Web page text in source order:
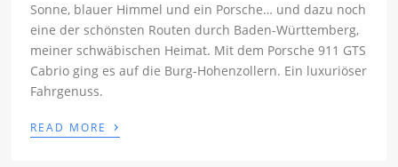
Sonne, blauer Himmel und ein Porsche… und dazu noch
eine der schönsten Routen durch Baden-Württemberg,
meiner schwäbischen Heimat. Mit dem Porsche 911 GTS
Cabrio ging es auf die Burg-Hohenzollern. Ein luxuriöser
Fahrgenuss.
READ MORE ›